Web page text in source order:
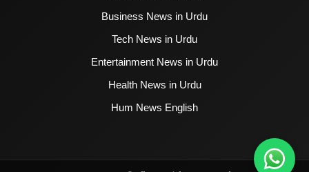
Business News in Urdu
Tech News in Urdu
Entertainment News in Urdu
Health News in Urdu
Hum News English